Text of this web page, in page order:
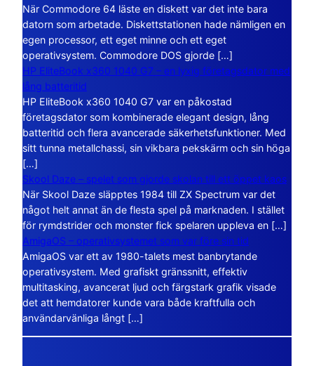
När Commodore 64 läste en diskett var det inte bara
datorn som arbetade. Diskettstationen hade nämligen en
egen processor, ett eget minne och ett eget
operativsystem. Commodore DOS gjorde […]
HP EliteBook x360 1040 G7 – en lyxig företagsdator med
lång batteritid
HP EliteBook x360 1040 G7 var en påkostad
företagsdator som kombinerade elegant design, lång
batteritid och flera avancerade säkerhetsfunktioner. Med
sitt tunna metallchassi, sin vikbara pekskärm och sin höga
[…]
Skool Daze – spelet som gjorde skolan till ett öppet kaos
När Skool Daze släpptes 1984 till ZX Spectrum var det
något helt annat än de flesta spel på marknaden. I stället
för rymdstrider och monster fick spelaren uppleva en […]
AmigaOS – operativsystemet som var före sin tid
AmigaOS var ett av 1980-talets mest banbrytande
operativsystem. Med grafiskt gränssnitt, effektiv
multitasking, avancerat ljud och färgstark grafik visade
det att hemdatorer kunde vara både kraftfulla och
användarvänliga långt […]